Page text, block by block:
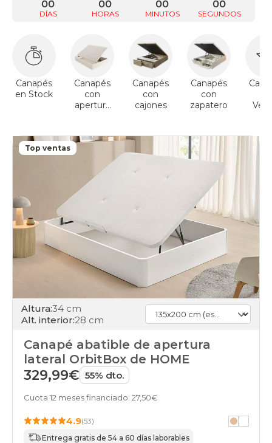
DÍAS
00
HORAS
00
MINUTOS
00
SEGUNDOS
00
Canapés
en Stock
Canapés
con
apertura
Canapés
con
cajones
Canapés
con
zapatero
Top ventas
Altura:34 cm
Alt. interior:28 cm
Canapé abatible de apertura
lateral OrbitBox de HOME
329,99€ 55% dto.
Cuota 12 meses financiado: 27,50€
4.9(53)
Entrega gratis de 54 a 60 días laborables